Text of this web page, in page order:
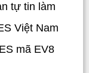
tự tin làm
Việt Nam
mã EV8